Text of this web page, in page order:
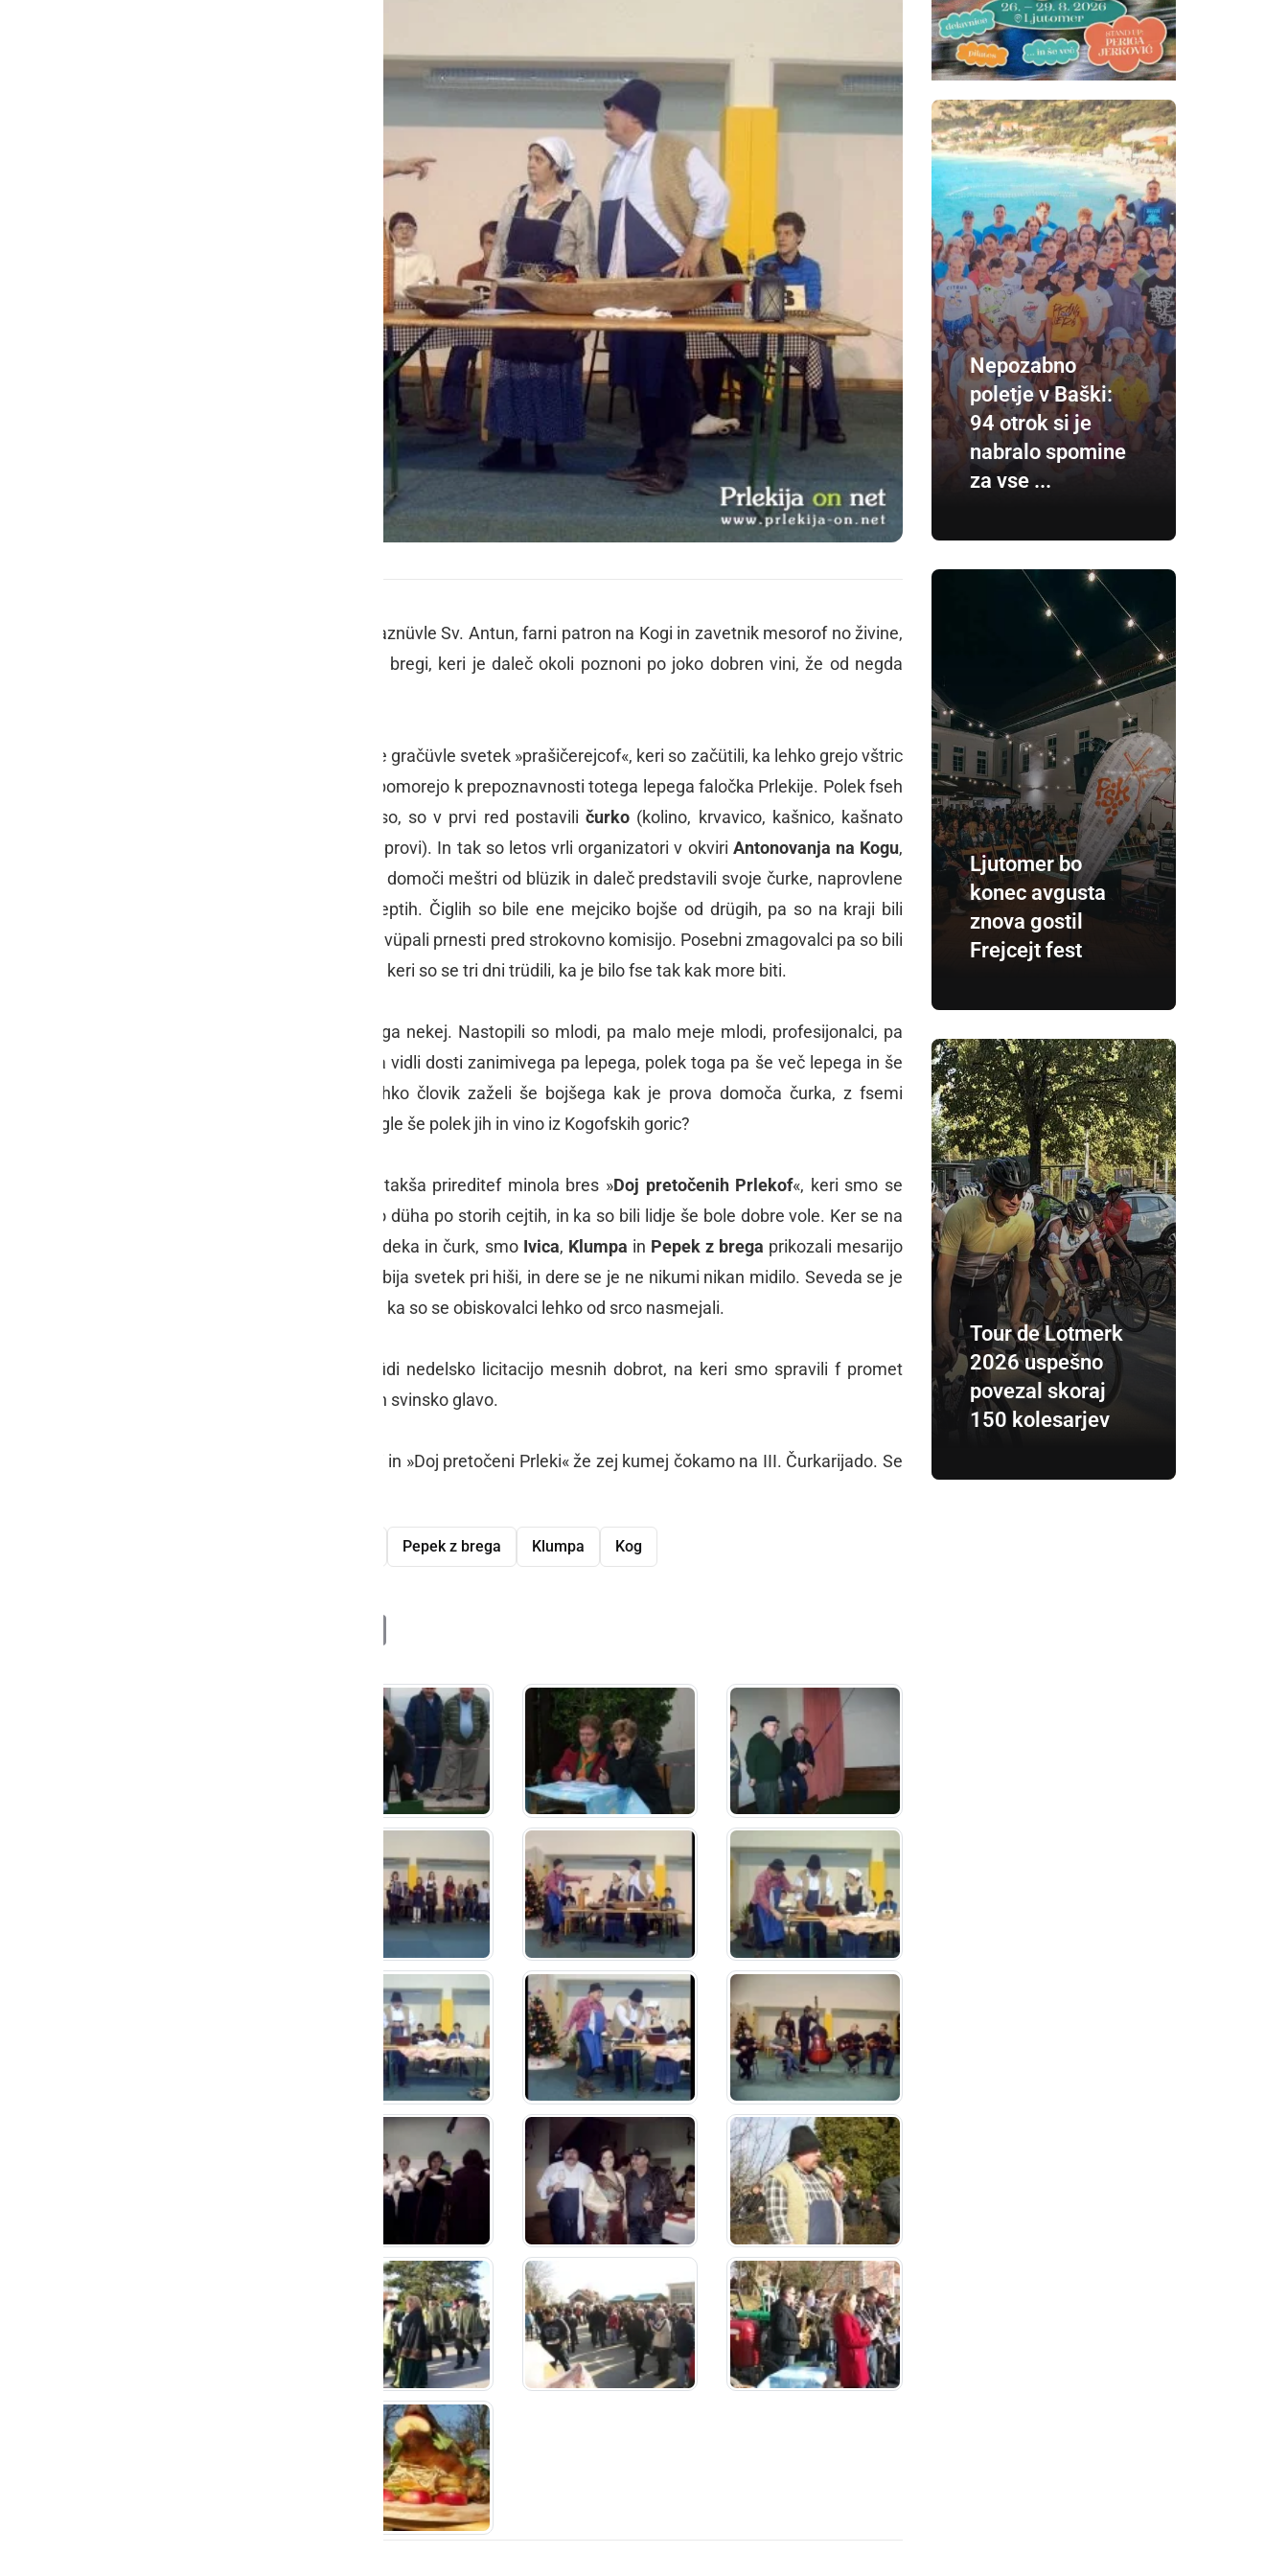
Sred jenara, dere svojo godovno praznüvle Sv. Antun, farni patron na Kogi in zavetnik mesorof no živine,
še ekstra pa svij, je na toten lepen bregi, keri je daleč okoli poznoni po joko dobren vini, že od negda
V zodjen cejti toti svetek čiduže bole gračüvle svetek »prašičerejcof«, keri so začütili, ka lehko grejo vštric
z znonimi vinogadniki in tüdi oni pripomorejo k prepoznavnosti totega lepega faločka Prlekije. Polek fseh
dobrot, kere se prijih delajo iz meso, so v prvi red postavili čurko (kolino, krvavico, kašnico, kašnato
kloboso… ali kak se ji že še drgačik provi). In tak so letos vrli organizatori v okviri Antonovanja na Kogu,
, na keri so domoči meštri od blüzik in daleč predstavili svoje čurke, naprovlene
po takših no drgočiših skrivnih receptih. Čiglih so bile ene mejciko bojše od drügih, pa so na kraji bili
zmagovalci fsi, keri so svoje izdelke vüpali prnesti pred strokovno komisijo. Posebni zmagovalci pa so bili
, keri so se tri dni trüdili, ka je bilo fse tak kak more biti.
Godilo se je to pa ovo – za fsakšega nekej. Nastopili so mlodi, pa malo meje mlodi, profesijonalci, pa
ljubiteli. Obiskovalci so lehko čüli pa vidli dosti zanimivega pa lepega, polek toga pa še več lepega in še
bole dobrega tüdi kušali. Kej si lehko človik zaželi še bojšega kak je prova domoča čurka, z fsemi
dobrotami kere so gospodije postregle še polek jih in vino iz Kogofskih goric?
Seveda bi bija greh in škoda, či bi takša prireditef minola bres »Doj pretočenih Prlekof«, keri smo se
potrüdili, ka je fse fküper melo malo düha po storih cejtih, in ka so bili lidje še bole dobre vole. Ker se na
Antonovanji fse fküper vrti okoli gujdeka in čurk, smo Ivica, Klumpa in Pepek z brega prikozali mesarijo
na tisti lep stori način, dere je to še bija svetek pri hiši, in dere se je ne nikumi nikan midilo. Seveda se je
zmes zgodilo tüdi marsikej takšega, ka so se obiskovalci lehko od srco nasmejali.
Polek mesarije smo »vzeli prek« tüdi nedelsko licitacijo mesnih dobrot, na keri smo spravili f promet
kloboso, belo čurko, Kraljičino vino in svinsko glavo.
Za nami je lep konec tjedna na Kogi in »Doj pretočeni Prleki« že zej kumej čokamo na III. Čurkarijado. Se
Pepek z brega Klumpa Kog
PrintFriendly
Nepozabno
poletje v Baški:
94 otrok si je
nabralo spomine
za vse ...
Ljutomer bo
konec avgusta
znova gostil
Frejcejt fest
Tour de Lotmerk
2026 uspešno
povezal skoraj
150 kolesarjev